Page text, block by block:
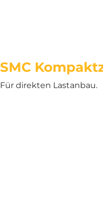
SMC
Für direkten Lastanbau.